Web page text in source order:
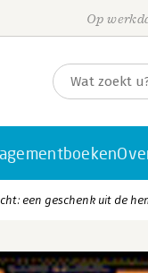
Op
een geschenk uit de